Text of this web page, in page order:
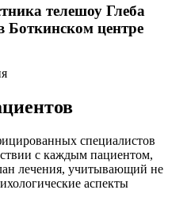
телешоу Глеба
Боткинском центре
специалистов
с каждым пациентом,
лечения, учитывающий не
аспекты